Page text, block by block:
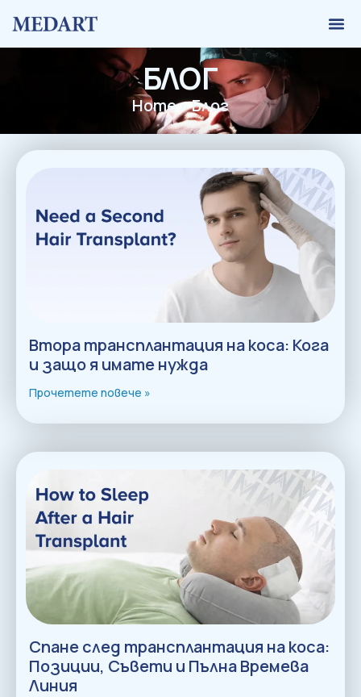
БЛОГ
Home»Блог
Втора трансплантация на коса: Кога
и защо я имате нужда
Прочетете повече »
Спане след трансплантация на коса:
Позиции, Съвети и Пълна Времева
Линия